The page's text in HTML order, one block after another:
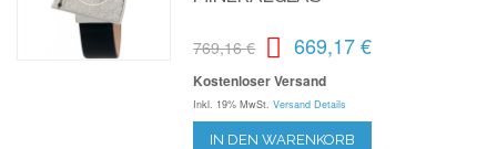
769,16 € 669,17 €
Kostenloser Versand
Inkl. 19% MwSt. Versand Details
IN DEN WARENKORB